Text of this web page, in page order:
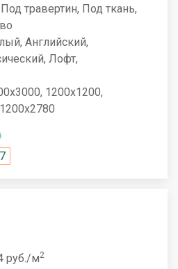
травертин, Под ткань,
Английский,
Лофт,
1200x1200,
руб./м2